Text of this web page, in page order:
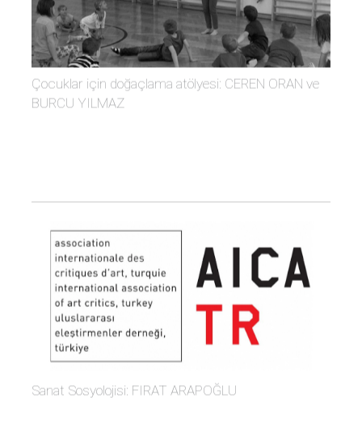
Çocuklar için doğaçlama atölyesi: CEREN ORAN ve
BURCU YILMAZ
Sanat Sosyolojisi: FIRAT ARAPOĞLU